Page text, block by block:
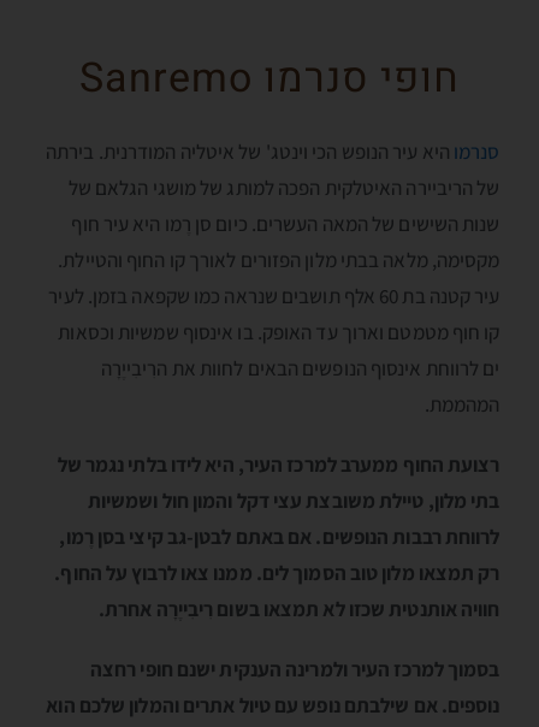
חופי סנרמו Sanremo
סנרמו היא עיר הנופש הכי וינטג' של איטליה המודרנית. בירתה
של הריביירה האיטלקית הפכה למותג של מושגי הגלאם של
שנות השישים של המאה העשרים. כיום סן רֶמו היא עיר חוף
מקסימה, מלאה בבתי מלון הפזורים לאורך קו החוף והטיילת.
עיר קטנה בת 60 אלף תושבים שנראה כמו שקפאה בזמן. לעיר
קו חוף מטמטם וארוך עד האופק. בו אינסוף שמשיות וכסאות
ים לרווחת אינסוף הנופשים הבאים לחוות את הרִיבִייֶרָה
המהממת.
רצועת החוף ממערב למרכז העיר, היא לידו בלתי נגמר של
בתי מלון, טיילת משובצת עצי דקל והמון חול ושמשיות
לרווחת רבבות הנופשים. אם באתם לבטן-גב קיצי בסן רֶמו,
רק תמצאו מלון טוב הסמוך לים. ממנו צאו לרבוץ על החוף.
חוויה אותנטית שכזו לא תמצאו בשום רִיבִייֶרָה אחרת.
בסמוך למרכז העיר ולמרינה הענקית ישנם חופי רחצה
נוספים. אם שילבתם נופש עם טיול אתרים והמלון שלכם הוא